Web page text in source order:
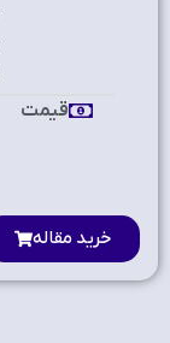
قیمت
خرید مقاله